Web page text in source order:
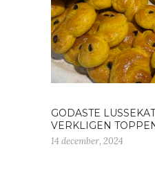
GODASTE
VERKLIGEN
14 december, 2024